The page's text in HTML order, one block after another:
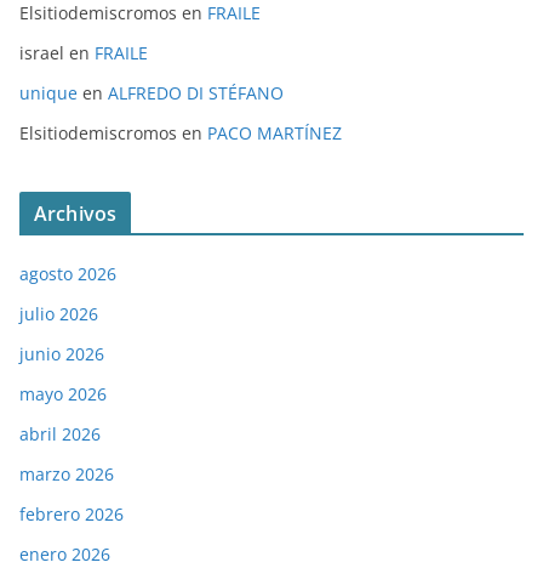
Elsitiodemiscromos en FRAILE
israel en FRAILE
unique en ALFREDO DI STÉFANO
Elsitiodemiscromos en PACO MARTÍNEZ
Archivos
agosto 2026
julio 2026
junio 2026
mayo 2026
abril 2026
marzo 2026
febrero 2026
enero 2026